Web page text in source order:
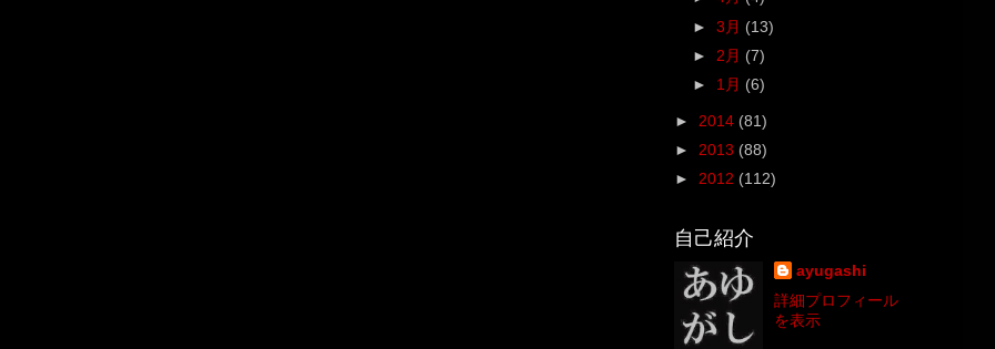
►3月 (13)
► 2月 (7)
► 1月 (6)
► 2014 (81)
► 2013 (88)
► 2012 (112)
自己紹介
ayugashi
詳細プロフィール
を表示